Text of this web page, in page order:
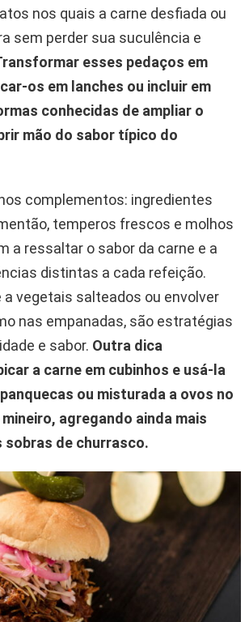
nos quais a carne desfiada ou
sem perder sua suculência e
esses pedaços em
os em lanches ou incluir em
conhecidas de ampliar o
mão do sabor típico do
complementos: ingredientes
temperos frescos e molhos
a ressaltar o sabor da carne e a
distintas a cada refeição.
a vegetais salteados ou envolver
nas empanadas, são estratégias
e sabor. Outra dica
a carne em cubinhos e usá-la
ou misturada a ovos no
agregando ainda mais
de churrasco.